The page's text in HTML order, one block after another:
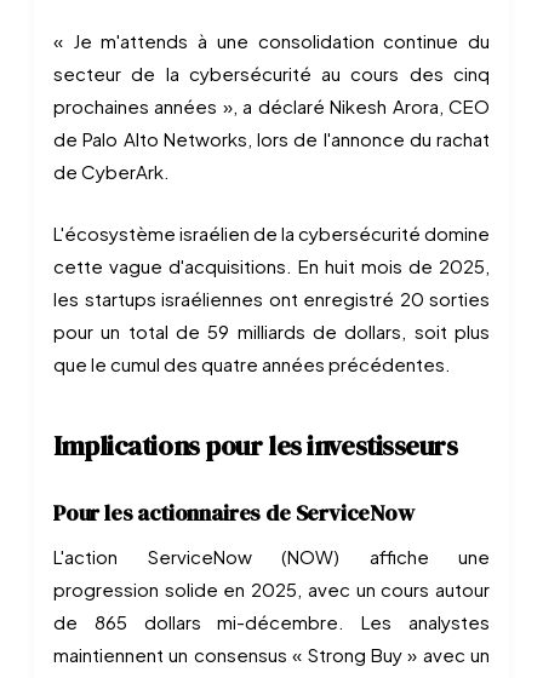
« Je m'attends à une consolidation continue du
secteur de la cybersécurité au cours des cinq
prochaines années », a déclaré Nikesh Arora, CEO
de Palo Alto Networks, lors de l'annonce du rachat
de CyberArk.
L'écosystème israélien de la cybersécurité domine
cette vague d'acquisitions. En huit mois de 2025,
les startups israéliennes ont enregistré 20 sorties
pour un total de 59 milliards de dollars, soit plus
que le cumul des quatre années précédentes.
Implications pour les investisseurs
Pour les actionnaires de ServiceNow
L'action ServiceNow (NOW) affiche une
progression solide en 2025, avec un cours autour
de 865 dollars mi-décembre. Les analystes
maintiennent un consensus « Strong Buy » avec un